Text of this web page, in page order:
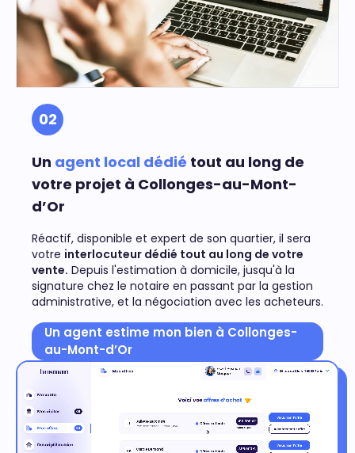
02
Un agent local dédié tout au long de
votre projet à Collonges-au-Mont-
d’Or
Réactif, disponible et expert de son quartier, il sera
votre interlocuteur dédié tout au long de votre
vente. Depuis l'estimation à domicile, jusqu'à la
signature chez le notaire en passant par la gestion
administrative, et la négociation avec les acheteurs.
Un agent estime mon bien à Collonges-
au-Mont-d’Or